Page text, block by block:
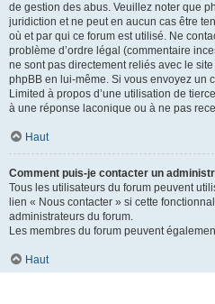
de gestion des abus. Veuillez noter que
juridiction et ne peut en aucun cas être
où et par qui ce forum est utilisé. Ne
problème d’ordre légal (commentaire
ne sont pas directement reliés avec le
phpBB en lui-même. Si vous envoyez un
Limited à propos d’une utilisation de
à une réponse laconique ou à ne pas
Haut
Comment puis-je contacter un
Tous les utilisateurs du forum peuvent
lien « Nous contacter » si cette
administrateurs du forum.
Les membres du forum peuvent
Haut